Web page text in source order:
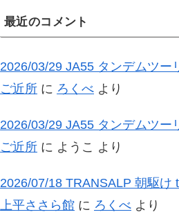
最近のコメント
2026/03/29 JA55 タンデムツー
ご近所 に ろくべ より
2026/03/29 JA55 タンデムツー
ご近所 に ようこ より
2026/07/18 TRANSALP 朝駆け
上平ささら館 に ろくべ より